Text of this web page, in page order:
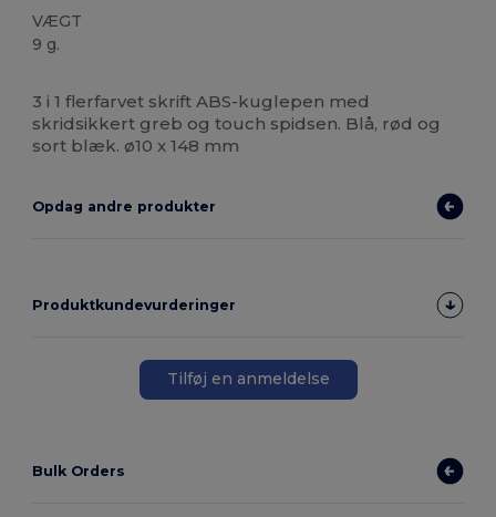
VÆGT
9 g.
3 i 1 flerfarvet skrift ABS-kuglepen med
skridsikkert greb og touch spidsen. Blå, rød og
sort blæk. ø10 x 148 mm
Opdag andre produkter
Produktkundevurderinger
Tilføj en anmeldelse
Bulk Orders